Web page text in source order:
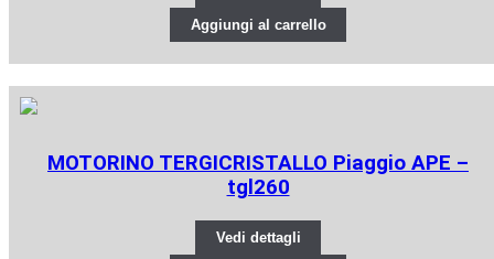
Aggiungi al carrello
MOTORINO TERGICRISTALLO Piaggio APE –
tgl260
Vedi dettagli